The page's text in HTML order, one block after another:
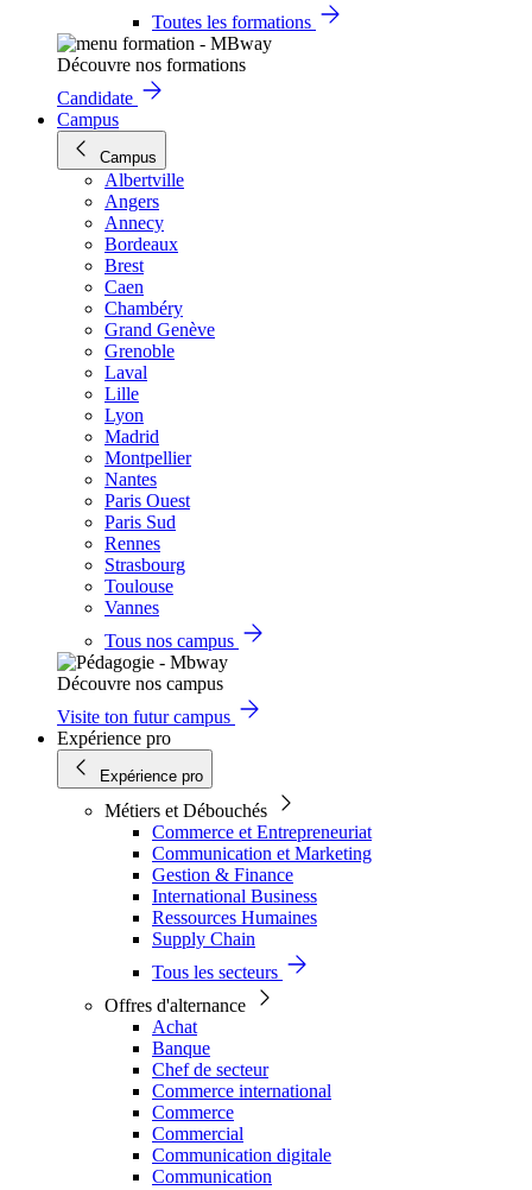
Toutes les formations
Découvre nos formations
Candidate
Campus
Campus
Albertville
Angers
Annecy
Bordeaux
Brest
Caen
Chambéry
Grand Genève
Grenoble
Laval
Lille
Lyon
Madrid
Montpellier
Nantes
Paris Ouest
Paris Sud
Rennes
Strasbourg
Toulouse
Vannes
Tous nos campus
Découvre nos campus
Visite ton futur campus
Expérience pro
Expérience pro
Métiers et Débouchés
Commerce et Entrepreneuriat
Communication et Marketing
Gestion & Finance
International Business
Ressources Humaines
Supply Chain
Tous les secteurs
Offres d'alternance
Achat
Banque
Chef de secteur
Commerce international
Commerce
Commercial
Communication digitale
Communication